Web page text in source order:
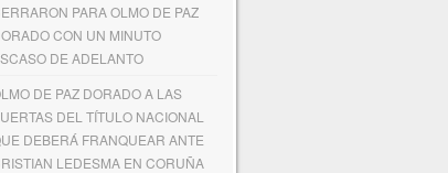
PARA OLMO DE PAZ
CON UN MINUTO
DE ADELANTO
DE PAZ DORADO A LAS
DEL TÍTULO NACIONAL
DEBERÁ FRANQUEAR ANTE
LEDESMA EN CORUÑA